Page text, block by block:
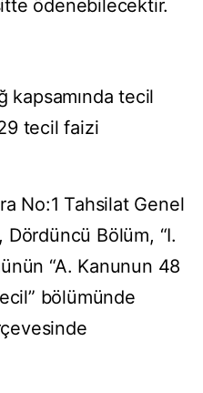
ödenebilecektir.
kapsamında tecil
tecil faizi
No:1 Tahsilat Genel
Dördüncü Bölüm, “I.
“A. Kanunun 48
bölümünde